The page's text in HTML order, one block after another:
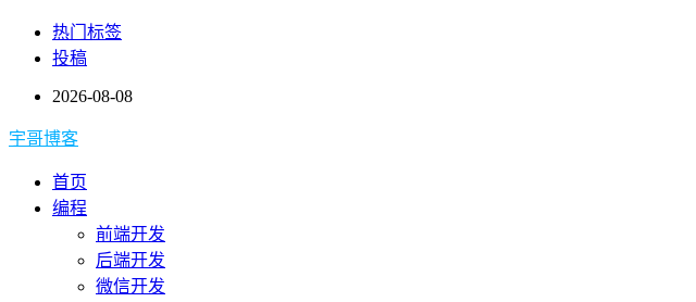
热门标签
投稿
2026-08-08
宇哥博客
首页
编程
前端开发
后端开发
微信开发